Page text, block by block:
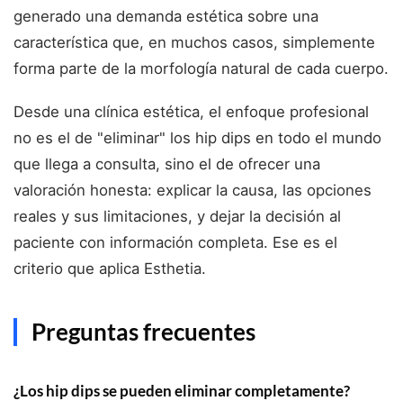
generado una demanda estética sobre una
característica que, en muchos casos, simplemente
forma parte de la morfología natural de cada cuerpo.
Desde una clínica estética, el enfoque profesional
no es el de "eliminar" los hip dips en todo el mundo
que llega a consulta, sino el de ofrecer una
valoración honesta: explicar la causa, las opciones
reales y sus limitaciones, y dejar la decisión al
paciente con información completa. Ese es el
criterio que aplica Esthetia.
Preguntas frecuentes
¿Los hip dips se pueden eliminar completamente?